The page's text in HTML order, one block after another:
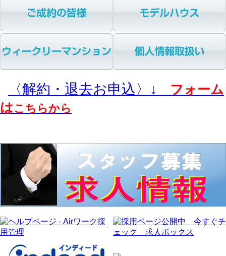
〈解約・退去お申込〉↓
フォーム
はこちらから